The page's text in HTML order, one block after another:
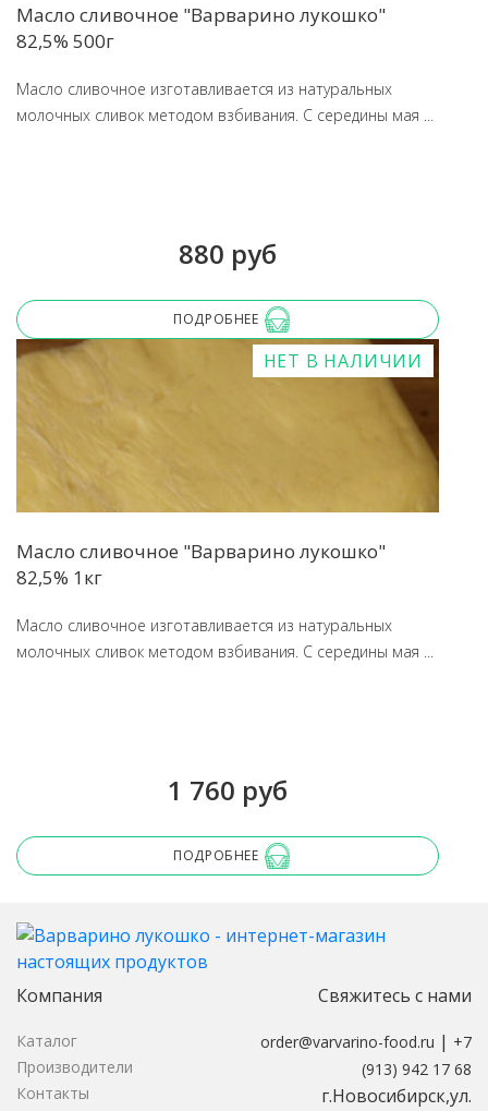
Масло сливочное "Варварино лукошко"
82,5% 500г
Масло сливочное изготавливается из натуральных
молочных сливок методом взбивания. С середины мая ...
880 руб
ПОДРОБНЕЕ
НЕТ В НАЛИЧИИ
Масло сливочное "Варварино лукошко"
82,5% 1кг
Масло сливочное изготавливается из натуральных
молочных сливок методом взбивания. С середины мая ...
1 760 руб
ПОДРОБНЕЕ
Компания
Каталог
Производители
Контакты
Свяжитесь с нами
order@varvarino-food.ru | +7
(913) 942 17 68
г.Новосибирск,ул.